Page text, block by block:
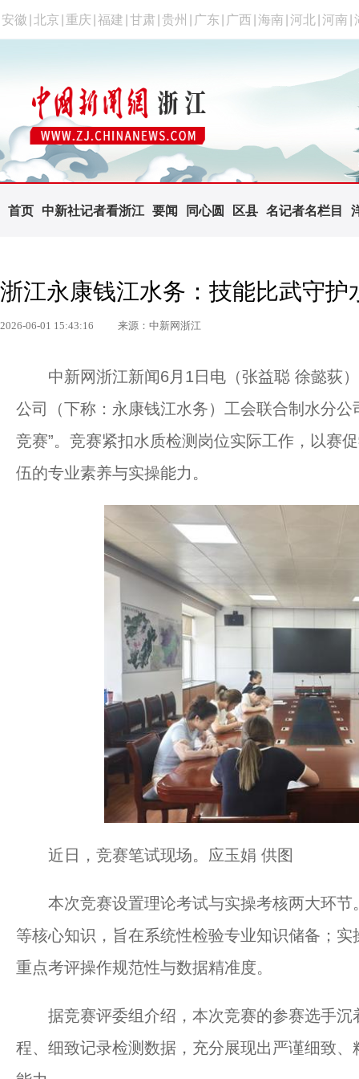
安徽 北京 重庆 福建 甘肃 贵州 广东 广西 海南 河北 河南
首页 中新社记者看浙江 要闻 同心圆 区县 名记者名栏目
浙江永康钱江水务：技能比武守护
2026-06-01 15:43:16 来源：中新网浙江
中新网浙江新闻6月1日电（张益聪 徐懿荻）
公司（下称：永康钱江水务）工会联合制水分
竞赛”。竞赛紧扣水质检测岗位实际工作，以赛
伍的专业素养与实操能力。
近日，竞赛笔试现场。应玉娟 供图
本次竞赛设置理论考试与实操考核两大环节
等核心知识，旨在系统性检验专业知识储备；
重点考评操作规范性与数据精准度。
据竞赛评委组介绍，本次竞赛的参赛选手沉
程、细致记录检测数据，充分展现出严谨细致